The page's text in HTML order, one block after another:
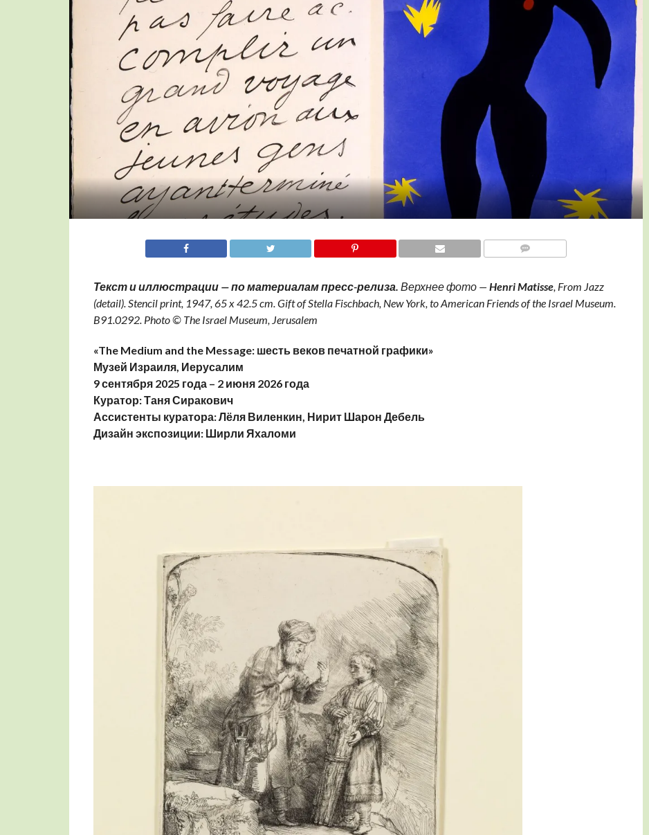
Текст и иллюстрации — по материалам пресс-релиза. Верхнее фото — Henri Matisse, From Jazz
(detail). Stencil print, 1947, 65 x 42.5 cm. Gift of Stella Fischbach, New York, to American Friends of the Israel Museum.
B91.0292. Photo © The Israel Museum, Jerusalem
«The Medium and the Message: шесть веков печатной графики»
Музей Израиля, Иерусалим
9 сентября 2025 года – 2 июня 2026 года
Куратор: Таня Сиракович
Ассистенты куратора: Лёля Виленкин, Нирит Шарон Дебель
Дизайн экспозиции: Ширли Яхаломи